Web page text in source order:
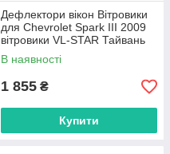
Дефлектори вікон Вітровики
для Chevrolet Spark III 2009
вітровики VL-STAR Тайвань
В наявності
1 855 ₴
Купити